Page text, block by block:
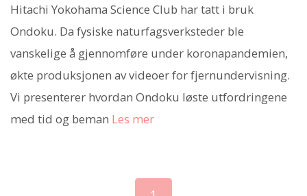
Hitachi Yokohama Science Club har tatt i bruk
Ondoku. Da fysiske naturfagsverksteder ble
vanskelige å gjennomføre under koronapandemien,
økte produksjonen av videoer for fjernundervisning.
Vi presenterer hvordan Ondoku løste utfordringene
med tid og beman Les mer